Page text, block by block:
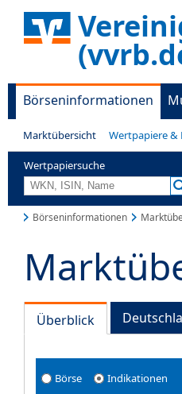
Börseninformationen
Marktübersicht Wertpapiere &
Wertpapiersuche
Börseninformationen
Überblick
Börse Indikationen